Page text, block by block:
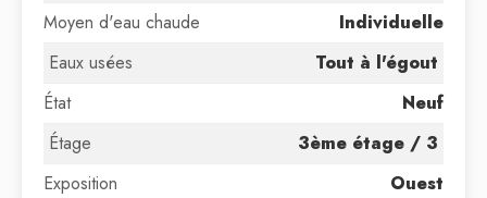
Moyen d'eau chaude
Individuelle
Eaux usées
Tout à l'égout
État
Neuf
Étage
3ème étage / 3
Exposition
Ouest